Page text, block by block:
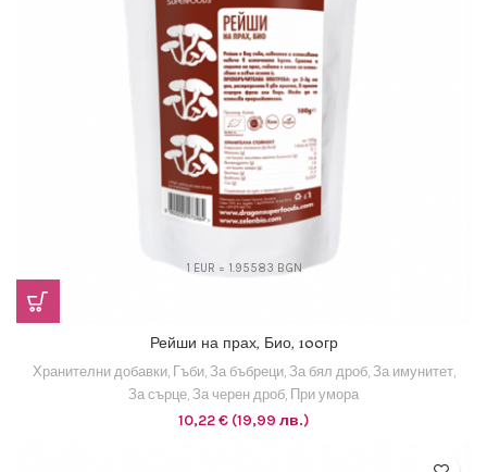
1 EUR = 1.95583 BGN
Рейши на прах, Био, 100гр
Хранителни добавки, Гъби, За бъбреци, За бял дроб, За имунитет,
За сърце За черен дроб При умора
10,22€(19,99 лв.)